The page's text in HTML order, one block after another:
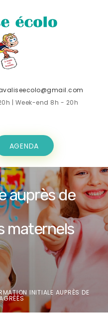
| Week-end 8h - 20h
AGENDA
auprès de
maternels
INITIALE AUPRÈS DE